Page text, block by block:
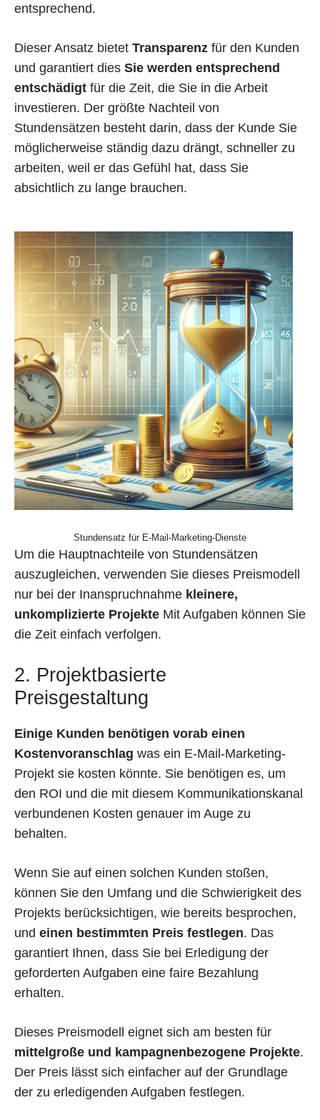
entsprechend.
Dieser Ansatz bietet Transparenz für den Kunden
und garantiert dies Sie werden entsprechend
entschädigt für die Zeit, die Sie in die Arbeit
investieren. Der größte Nachteil von
Stundensätzen besteht darin, dass der Kunde Sie
möglicherweise ständig dazu drängt, schneller zu
arbeiten, weil er das Gefühl hat, dass Sie
absichtlich zu lange brauchen.
Stundensatz für E-Mail-Marketing-Dienste
Um die Hauptnachteile von Stundensätzen
auszugleichen, verwenden Sie dieses Preismodell
nur bei der Inanspruchnahme kleinere,
unkomplizierte Projekte Mit Aufgaben können Sie
die Zeit einfach verfolgen.
2. Projektbasierte
Preisgestaltung
Einige Kunden benötigen vorab einen
Kostenvoranschlag was ein E-Mail-Marketing-
Projekt sie kosten könnte. Sie benötigen es, um
den ROI und die mit diesem Kommunikationskanal
verbundenen Kosten genauer im Auge zu
behalten.
Wenn Sie auf einen solchen Kunden stoßen,
können Sie den Umfang und die Schwierigkeit des
Projekts berücksichtigen, wie bereits besprochen,
und einen bestimmten Preis festlegen. Das
garantiert Ihnen, dass Sie bei Erledigung der
geforderten Aufgaben eine faire Bezahlung
erhalten.
Dieses Preismodell eignet sich am besten für
mittelgroße und kampagnenbezogene Projekte.
Der Preis lässt sich einfacher auf der Grundlage
der zu erledigenden Aufgaben festlegen.